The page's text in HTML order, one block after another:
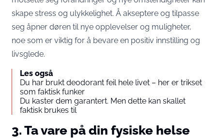
skape stress og ulykkelighet. Å akseptere og tilpasse
seg åpner døren til nye opplevelser og muligheter,
noe som er viktig for å bevare en positiv innstilling og
livsglede.
Les også
Du har brukt deodorant feil hele livet – her er trikset
som faktisk funker
Du kaster dem garantert. Men dette kan skallet
faktisk brukes til
3. Ta vare på din fysiske helse